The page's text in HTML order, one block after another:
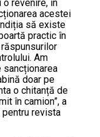
o revenire, în
acestei
să existe
practic în
Am
sancționarea
doar pe
o chitanță de
în camion”, a
pentru revista